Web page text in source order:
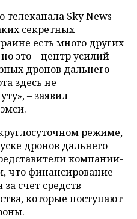
Sky News
секретных
есть много других
это – центр усилий
дронов дальнего
здесь не
– заявил
режиме,
дронов дальнего
компании-
что финансирование
счет средств
которые поступают